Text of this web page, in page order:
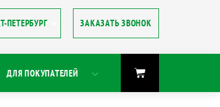
ЗАКАЗАТЬ ЗВОНОК
ДЛЯ ПОКУПАТЕЛЕЙ